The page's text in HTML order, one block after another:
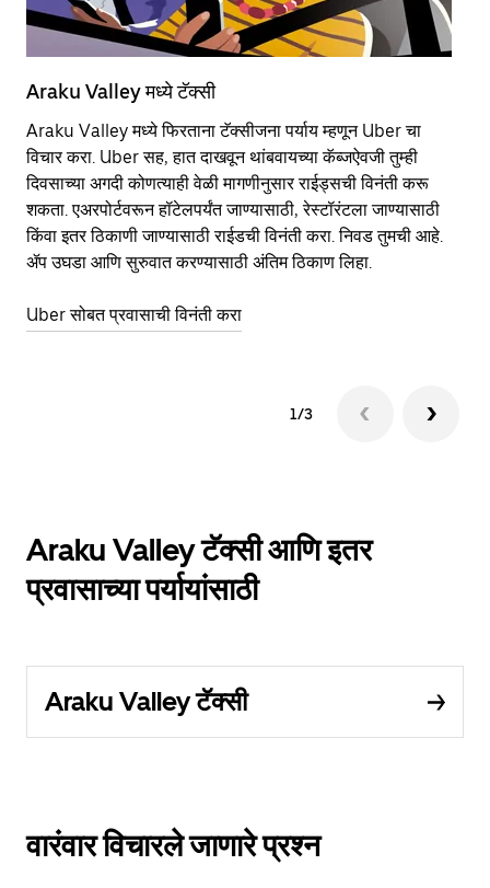
Araku Valley मध्ये टॅक्सी
Araku Valley मध्ये फिरताना टॅक्सीजना पर्याय म्हणून Uber चा
विचार करा. Uber सह, हात दाखवून थांबवायच्या कॅब्जऐवजी तुम्ही
दिवसाच्या अगदी कोणत्याही वेळी मागणीनुसार राईड्सची विनंती करू
शकता. एअरपोर्टवरून हॉटेलपर्यंत जाण्यासाठी, रेस्टॉरंटला जाण्यासाठी
किंवा इतर‍ ठिकाणी जाण्यासाठी राईडची विनंती करा. निवड तुमची आहे.
ॲप उघडा आणि सुरुवात करण्यासाठी अंतिम ठिकाण लिहा.
Uber सोबत प्रवासाची विनंती करा
1/3
Araku Valley टॅक्सी आणि इतर
प्रवासाच्या पर्यायांसाठी
Araku Valley टॅक्सी
वारंवार विचारले जाणारे प्रश्न